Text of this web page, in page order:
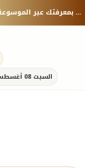
منصة معرفية موثوقة — شارك بمعرفتك عبر الموسوعة العالمية كيوبيديا.
السبت 08 أغسطس 2026